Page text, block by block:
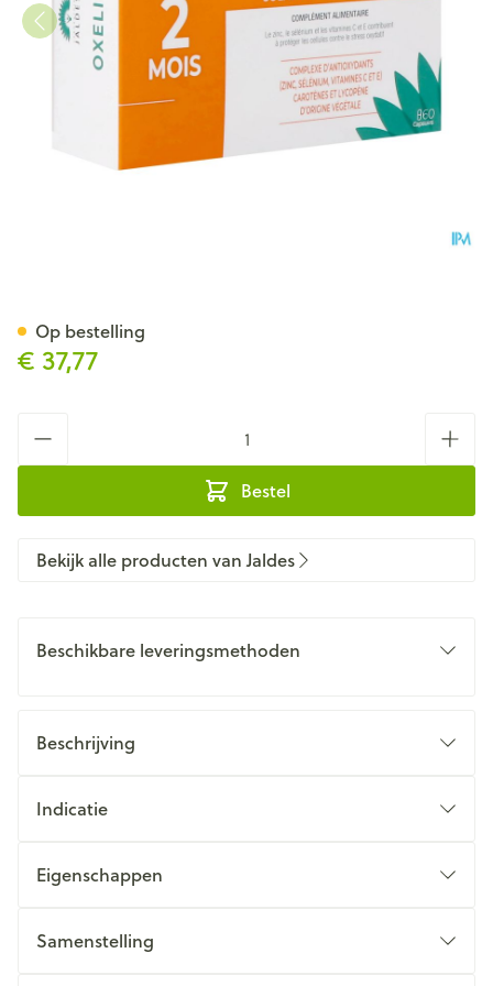
€ 37,77
Bestel
Op bestelling
Bekijk alle producten van Jaldes
Beschikbare leveringsmethoden
Beschrijving
Indicatie
Eigenschappen
Samenstelling